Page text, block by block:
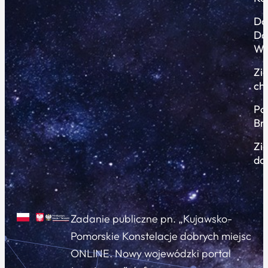
Zadanie publiczne pn. „Kujawsko-
Pomorskie Konstelacje dobrych miejsc
ONLINE. Nowy wojewódzki portal